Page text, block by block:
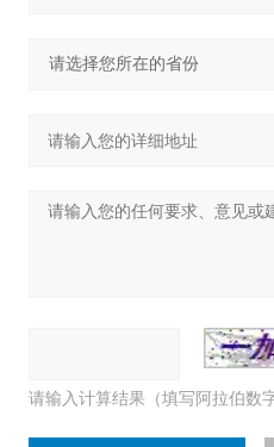
请输入计算结果（填写阿拉伯数